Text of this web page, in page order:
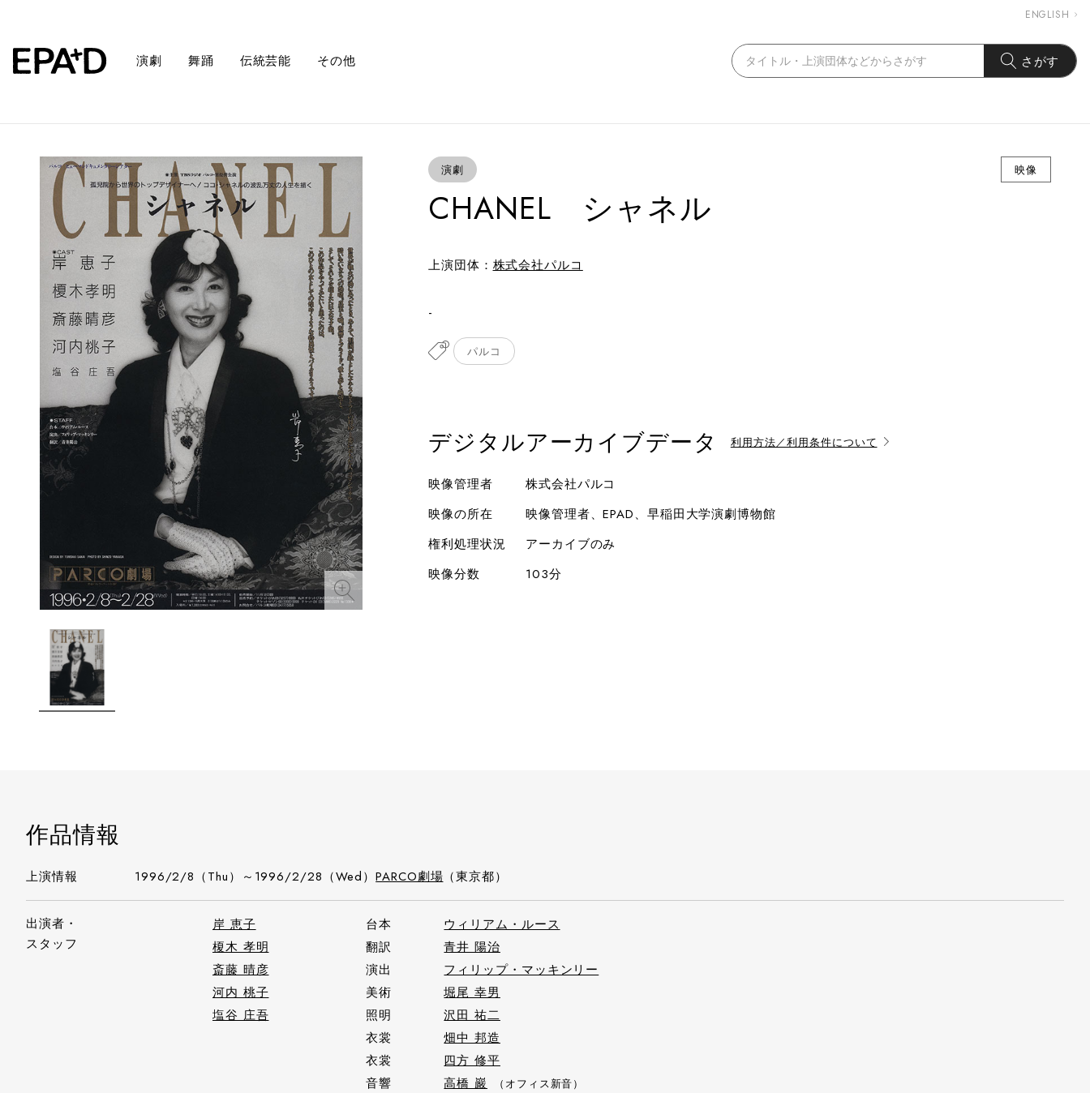
ENGLISH
演劇 舞踊 伝統芸能 その他 さがす
演劇 映像
CHANEL シャネル
上演団体： 株式会社パルコ
-
パルコ
デジタルアーカイブデータ 利用方法／利用条件について
映像管理者
株式会社パルコ
映像の所在
映像管理者、EPAD、早稲田大学演劇博物館
権利処理状況
アーカイブのみ
映像分数
103分
作品情報
上演情報 1996/2/8（Thu）～1996/2/28（Wed）PARCO劇場 （東京都）
出演者・
スタッフ
岸 恵子
榎木 孝明
斎藤 晴彦
河内 桃子
塩谷 庄吾
台本
ウィリアム・ルース
翻訳
青井 陽治
演出
フィリップ・マッキンリー
美術
堀尾 幸男
照明
沢田 祐二
衣裳
畑中 邦造
衣裳
四方 修平
音響
高橋 巖 （オフィス新音）